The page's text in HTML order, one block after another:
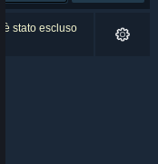
è stato escluso